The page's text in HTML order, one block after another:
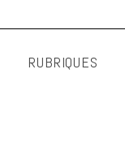
RUBRIQUES